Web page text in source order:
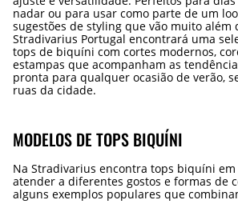
nadar ou para usar como parte de um
sugestões de styling que vão muito além
Stradivarius Portugal encontrará uma
tops de biquíni com cortes modernos,
estampas que acompanham as
pronta para qualquer ocasião de verão,
ruas da cidade.
MODELOS DE TOPS BIQUÍNI
Na Stradivarius encontra tops biquíni em
atender a diferentes gostos e formas de
alguns exemplos populares que